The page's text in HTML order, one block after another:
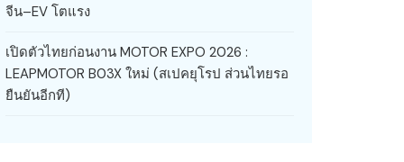
จีน–EV โตแรง
เปิดตัวไทยก่อนงาน MOTOR EXPO 2026 :
LEAPMOTOR B03X ใหม่ (สเปคยุโรป ส่วนไทยรอ
ยืนยันอีกที)